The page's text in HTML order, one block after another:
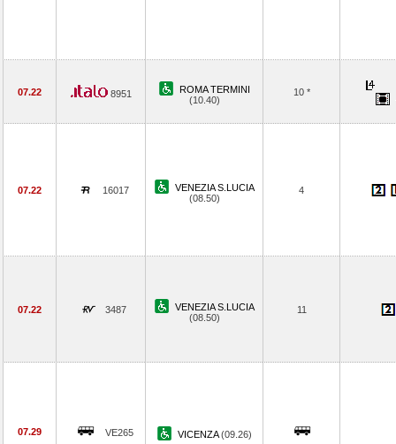
07.22 8951
ROMA TERMINI
(10.40)
10 *
07.22 16017
VENEZIA S.LUCIA
(08.50)
4
07.22 3487
VENEZIA S.LUCIA
(08.50)
11
07.29 VE265 VICENZA(09.26)